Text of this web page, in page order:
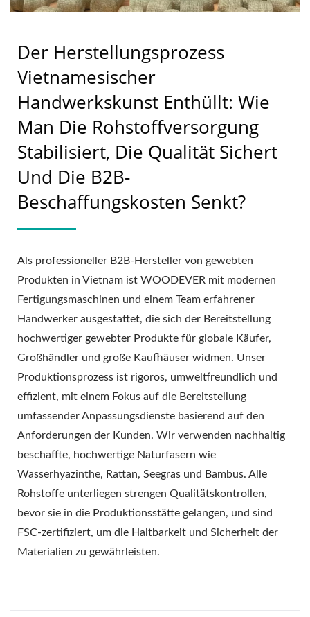
Der Herstellungsprozess
Vietnamesischer
Handwerkskunst Enthüllt: Wie
Man Die Rohstoffversorgung
Stabilisiert, Die Qualität Sichert
Und Die B2B-
Beschaffungskosten Senkt?
Als professioneller B2B-Hersteller von gewebten
Produkten in Vietnam ist WOODEVER mit modernen
Fertigungsmaschinen und einem Team erfahrener
Handwerker ausgestattet, die sich der Bereitstellung
hochwertiger gewebter Produkte für globale Käufer,
Großhändler und große Kaufhäuser widmen. Unser
Produktionsprozess ist rigoros, umweltfreundlich und
effizient, mit einem Fokus auf die Bereitstellung
umfassender Anpassungsdienste basierend auf den
Anforderungen der Kunden. Wir verwenden nachhaltig
beschaffte, hochwertige Naturfasern wie
Wasserhyazinthe, Rattan, Seegras und Bambus. Alle
Rohstoffe unterliegen strengen Qualitätskontrollen,
bevor sie in die Produktionsstätte gelangen, und sind
FSC-zertifiziert, um die Haltbarkeit und Sicherheit der
Materialien zu gewährleisten.